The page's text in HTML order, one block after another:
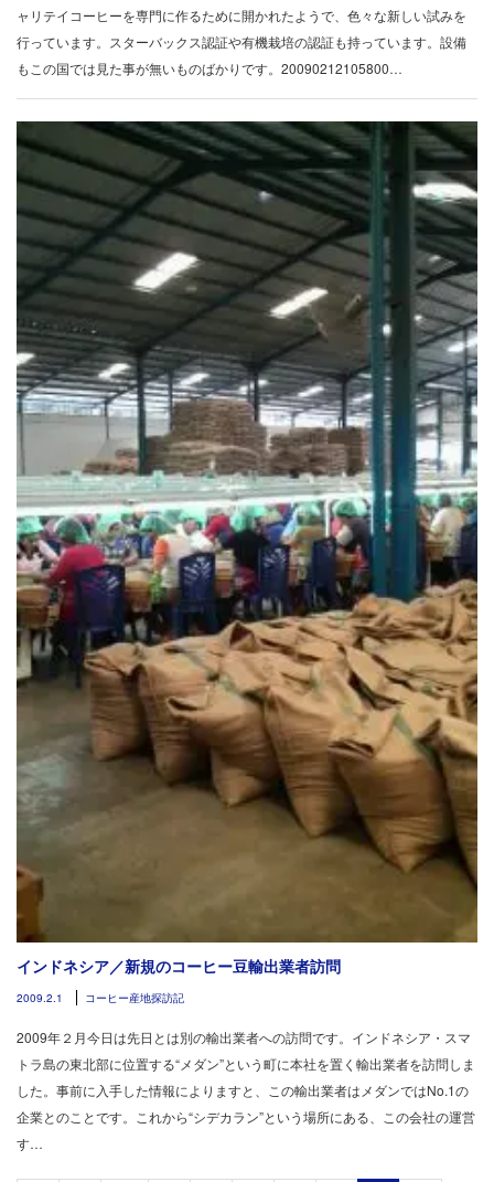
ャリテイコーヒーを専門に作るために開かれたようで、色々な新しい試みを
行っています。スターバックス認証や有機栽培の認証も持っています。設備
もこの国では見た事が無いものばかりです。20090212105800…
インドネシア／新規のコーヒー豆輸出業者訪問
2009.2.1 コーヒー産地探訪記
2009年２月今日は先日とは別の輸出業者への訪問です。インドネシア・スマ
トラ島の東北部に位置する“メダン”という町に本社を置く輸出業者を訪問しま
した。事前に入手した情報によりますと、この輸出業者はメダンではNo.1の
企業とのことです。これから“シデカラン”という場所にある、この会社の運営
す…